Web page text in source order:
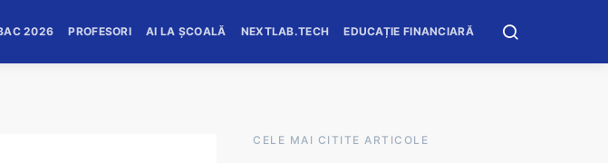
2026 PROFESORI AI LA ȘCOALĂ NEXTLAB.TECH EDUCAȚIE FINANCIARĂ
CELE MAI CITITE ARTICOLE